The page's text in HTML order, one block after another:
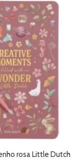
rosa Little Dutch